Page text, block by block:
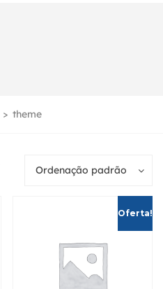
> theme
Ordenação padrão
Oferta!